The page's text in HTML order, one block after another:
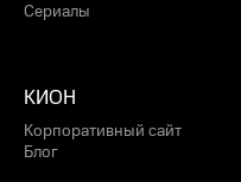
Сериалы
КИОН
Корпоративный сайт
Блог